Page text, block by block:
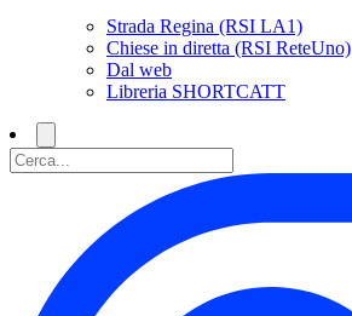
Strada Regina (RSI LA1)
Chiese in diretta (RSI ReteUno)
Dal web
Libreria SHORTCATT